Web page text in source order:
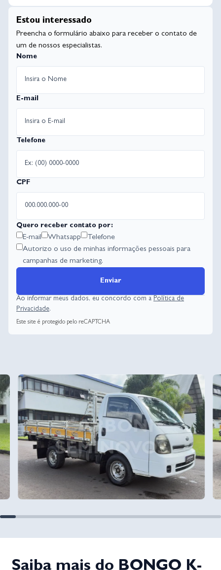
Estou interessado
Preencha o formulário abaixo para receber o contato de
um de nossos especialistas.
Nome
E-mail
Telefone
CPF
Quero receber contato por:
E-mail Whatsapp
Telefone
Autorizo o uso de minhas informações pessoais para
campanhas de marketing.
Enviar
Ao informar meus dados, eu concordo com a Política de
Privacidade.
Este site é protegido pelo reCAPTCHA